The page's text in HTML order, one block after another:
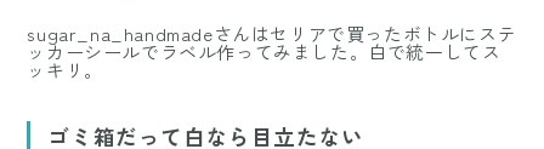
sugar_na_handmadeさんはセリアで買ったボトルにステ
ッカーシールでラベル作ってみました。白で統一してス
ッキリ。
ゴミ箱だって白なら目立たない